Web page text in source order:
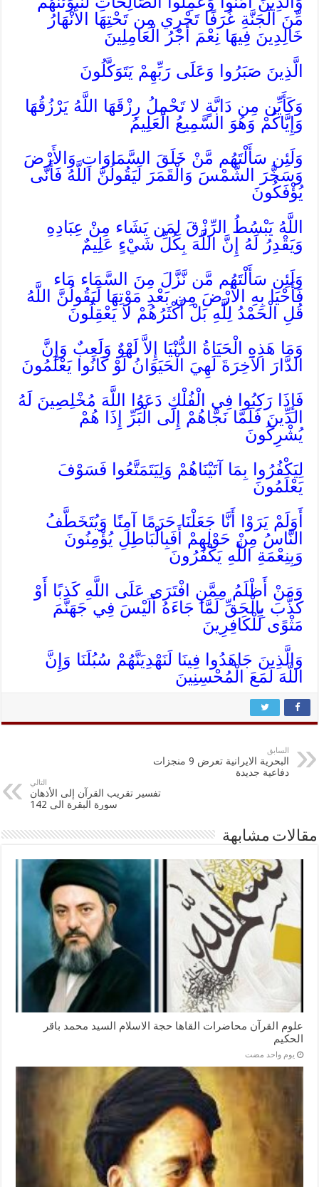
مِّنَ الْجَنَّةِ غُرَفًا تَجْرِي مِن تَحْتِهَا الأَنْهَارُ
خَالِدِينَ فِيهَا نِعْمَ أَجْرُ الْعَامِلِينَ
الَّذِينَ صَبَرُوا وَعَلَى رَبِّهِمْ يَتَوَكَّلُونَ
وَكَأَيِّن مِن دَابَّةٍ لا تَحْمِلُ رِزْقَهَا اللَّهُ يَرْزُقُهَا
وَإِيَّاكُمْ وَهُوَ السَّمِيعُ الْعَلِيمُ
وَلَئِن سَأَلْتَهُم مَّنْ خَلَقَ السَّمَاوَاتِ وَالأَرْضَ
وَسَخَّرَ الشَّمْسَ وَالْقَمَرَ لَيَقُولُنَّ اللَّهُ فَأَنَّى
يُؤْفَكُونَ
اللَّهُ يَبْسُطُ الرِّزْقَ لِمَن يَشَاء مِنْ عِبَادِهِ
وَيَقْدِرُ لَهُ إِنَّ اللَّهَ بِكُلِّ شَيْءٍ عَلِيمٌ
وَلَئِن سَأَلْتَهُم مَّن نَّزَّلَ مِنَ السَّمَاء مَاء
فَأَحْيَا بِهِ الأَرْضَ مِن بَعْدِ مَوْتِهَا لَيَقُولُنَّ اللَّهُ
قُلِ الْحَمْدُ لِلَّهِ بَلْ أَكْثَرُهُمْ لا يَعْقِلُونَ
وَمَا هَذِهِ الْحَيَاةُ الدُّنْيَا إِلاَّ لَهْوٌ وَلَعِبٌ وَإِنَّ
الدَّارَ الآخِرَةَ لَهِيَ الْحَيَوَانُ لَوْ كَانُوا يَعْلَمُونَ
فَإِذَا رَكِبُوا فِي الْفُلْكِ دَعَوُا اللَّهَ مُخْلِصِينَ لَهُ
الدِّينَ فَلَمَّا نَجَّاهُمْ إِلَى الْبَرِّ إِذَا هُمْ
يُشْرِكُونَ
لِيَكْفُرُوا بِمَا آتَيْنَاهُمْ وَلِيَتَمَتَّعُوا فَسَوْفَ
يَعْلَمُونَ
أَوَلَمْ يَرَوْا أَنَّا جَعَلْنَا حَرَمًا آمِنًا وَيُتَخَطَّفُ
النَّاسُ مِنْ حَوْلِهِمْ أَفَبِالْبَاطِلِ يُؤْمِنُونَ
وَبِنِعْمَةِ اللَّهِ يَكْفُرُونَ
وَمَنْ أَظْلَمُ مِمَّنِ افْتَرَى عَلَى اللَّهِ كَذِبًا أَوْ
كَذَّبَ بِالْحَقِّ لَمَّا جَاءَهُ أَلَيْسَ فِي جَهَنَّمَ
مَثْوًى لِّلْكَافِرِينَ
وَالَّذِينَ جَاهَدُوا فِينَا لَنَهْدِيَنَّهُمْ سُبُلَنَا وَإِنَّ
اللَّهَ لَمَعَ الْمُحْسِنِينَ
السابق
البحرية الايرانية تعرض 9 منجزات
دفاعية جديدة
التالي
تفسير تقريب القرآن إلى الأذهان
سورة البقرة الى 142
مقالات مشابهة
علوم القرآن محاضرات القاها حجة الاسلام السيد محمد باقر
الحكيم
‏يوم واحد مضت